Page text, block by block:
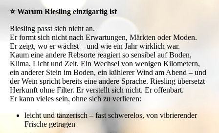
⭐ Warum Riesling einzigartig ist
Riesling passt sich nicht an.
Er formt sich nicht nach Erwartungen, Märkten oder Moden.
Er zeigt, wo er wächst – und wie ein Jahr wirklich war.
Kaum eine andere Rebsorte reagiert so sensibel auf Boden,
Klima, Licht und Zeit. Ein Wechsel von wenigen Kilometern,
ein anderer Stein im Boden, ein kühlerer Wind am Abend – und
der Wein spricht bereits eine andere Sprache. Riesling übersetzt
Herkunft ohne Filter. Er verstellt sich nicht. Er offenbart.
Er kann vieles sein, ohne sich zu verlieren:
leicht und tänzerisch – fast schwerelos, von vibrierender
Frische getragen